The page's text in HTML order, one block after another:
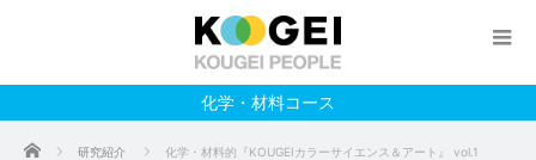
化学・材料コース
ホーム 研究紹介 化学・材料的『KOUGEIカラーサイエンス＆アート』 vol.1